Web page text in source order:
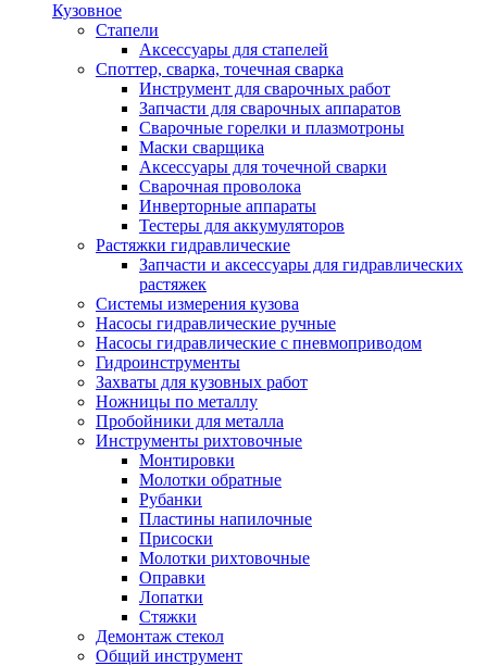
Кузовное
Стапели
Аксессуары для стапелей
Споттер, сварка, точечная сварка
Инструмент для сварочных работ
Запчасти для сварочных аппаратов
Сварочные горелки и плазмотроны
Маски сварщика
Аксессуары для точечной сварки
Сварочная проволока
Инверторные аппараты
Тестеры для аккумуляторов
Растяжки гидравлические
Запчасти и аксессуары для гидравлических
растяжек
Системы измерения кузова
Насосы гидравлические ручные
Насосы гидравлические с пневмоприводом
Гидроинструменты
Захваты для кузовных работ
Ножницы по металлу
Пробойники для металла
Инструменты рихтовочные
Монтировки
Молотки обратные
Рубанки
Пластины напилочные
Присоски
Молотки рихтовочные
Оправки
Лопатки
Стяжки
Демонтаж стекол
Общий инструмент